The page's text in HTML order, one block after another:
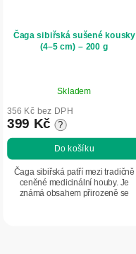
Čaga sibiřská sušené kousky
(4–5 cm) – 200 g
hodnocení
produktu
je
5,0
z
hvězdiček.
Skladem
356 Kč bez DPH
399 Kč ?
Do košíku
Čaga sibiřská patří mezi tradičně
ceněné medicinální houby. Je
známá obsahem přirozeně se